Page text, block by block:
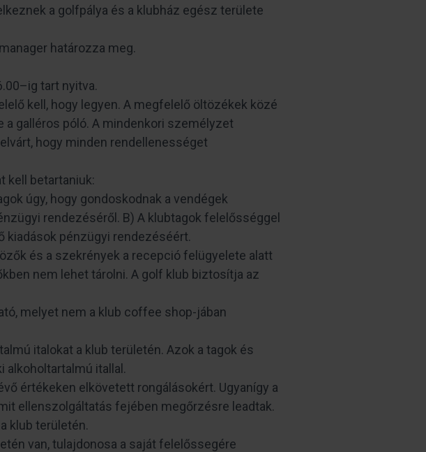
a golfpálya és a klubház egész területe
határozza meg.
tart nyitva.
kell, hogy legyen. A megfelelő öltözékek közé
galléros póló. A mindenkori személyzet
hogy minden rendellenességet
kell betartaniuk:
úgy, hogy gondoskodnak a vendégek
rendezéséről. B) A klubtagok felelősséggel
pénzügyi rendezéséért.
és a szekrények a recepció felügyelete alatt
nem lehet tárolni. A golf klub biztosítja az
melyet nem a klub coffee shop-jában
italokat a klub területén. Azok a tagok és
alkoholtartalmú itallal.
értékeken elkövetett rongálásokért. Ugyanígy a
ellenszolgáltatás fejében megőrzésre leadtak.
klub területén.
van, tulajdonosa a saját felelőssegére